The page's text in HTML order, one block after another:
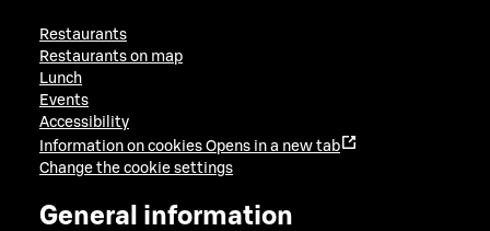
Restaurants
Restaurants on map
Lunch
Events
Accessibility
Information on cookies Opens in a new tab
Change the cookie settings
General information